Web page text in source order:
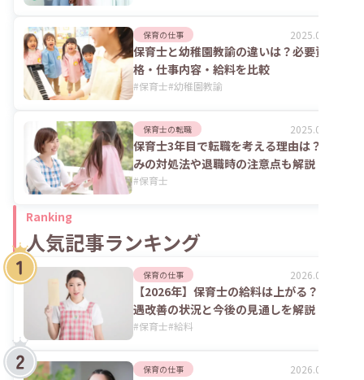
保育の仕事 2025.06.02
保育士と幼稚園教諭の違いは？必要資
格・仕事内容・給料を比較
#保育士#幼稚園教諭
保育士の転職 2025.06.02
保育士3年目で転職を考える理由は？悩
みの対処法や退職時の注意点も解説
#保育士
Ranking
人気記事ランキング
保育の仕事 2026.08.06
【2026年】保育士の給料は上がる？処
遇改善の状況と今後の見通しを解説
#保育士#給料
保育の仕事 2026.07.24